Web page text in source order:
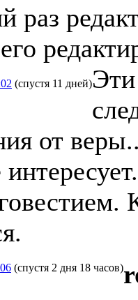
раз
(спустя 11 дней)
от
(спустя 2 дня 18 часов)